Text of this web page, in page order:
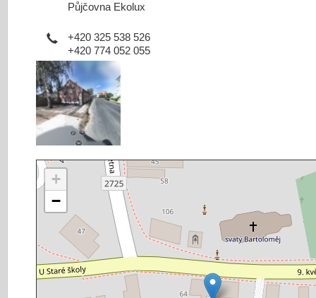
Půjčovna Ekolux
+420 325 538 526
+420 774 052 055
+
−